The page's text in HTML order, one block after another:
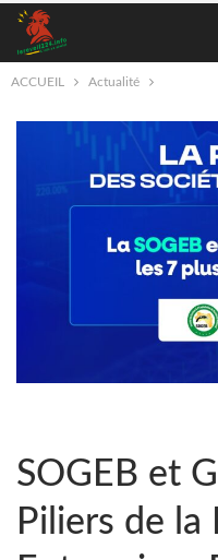
ACCUEIL Actualité
SOGEB et
Piliers de la